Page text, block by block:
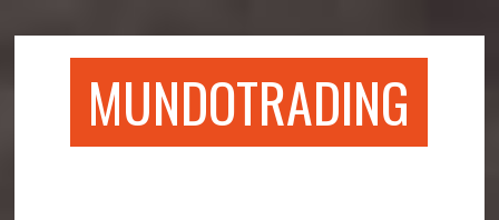
MUNDOTRADING